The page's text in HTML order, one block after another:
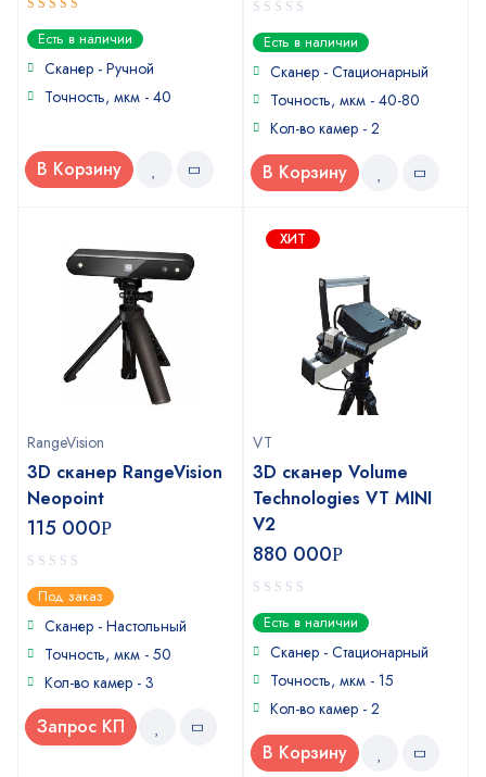
5out of 5
Есть в наличии
Сканер - Ручной
Точность, мкм - 40
В Корзину
0
out
of
Есть в наличии
Сканер - Стационарный
Точность, мкм - 40-80
Кол-во камер - 2
В Корзину
RangeVision
3D сканер RangeVision
Neopoint
115 000Р
0
out
of
Под заказ
Сканер - Настольный
Точность, мкм - 50
Кол-во камер - 3
Запрос КП
ХИТ
VT
3D сканер Volume
Technologies VT MINI
V2
880 000Р
0
out
of
Есть в наличии
Сканер - Стационарный
Точность, мкм - 15
Кол-во камер - 2
В Корзину